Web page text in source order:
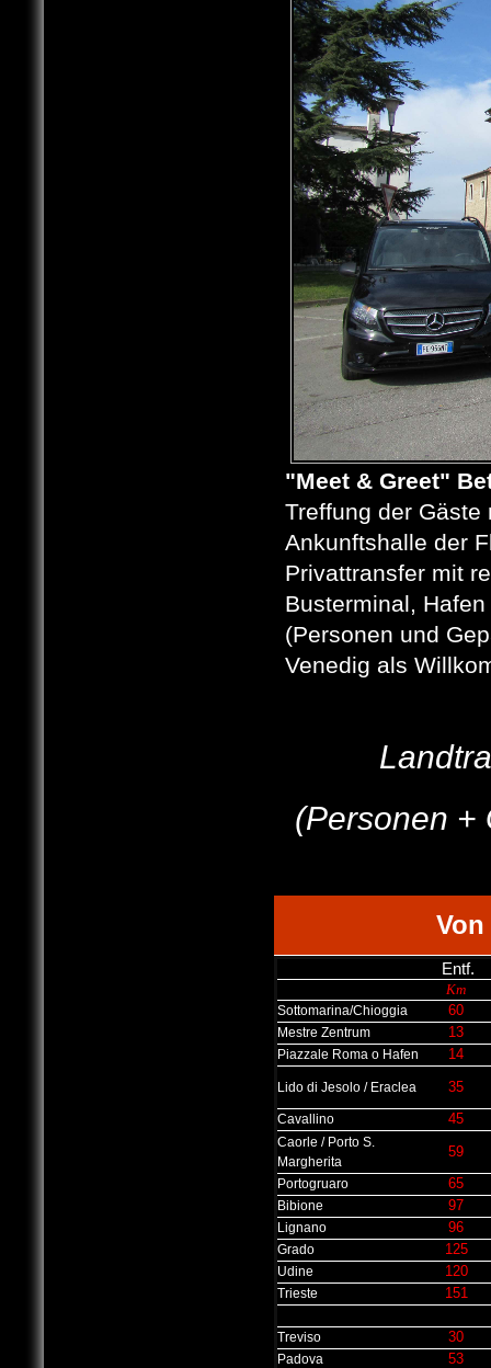
"Meet & Greet"
Treffung der
Ankunftshalle der
Privattransfer mit
Busterminal,
(Personen und
Venedig als
(Personen +
Entf.
Km
Sottomarina/Chioggia 60
Mestre Zentrum 13
Piazzale Roma o Hafen 14
Lido di Jesolo / Eraclea 35
Cavallino 45
Caorle / Porto S.
Margherita
59
Portogruaro 65
Bibione 97
Lignano 96
Grado 125
Udine 120
Trieste 151
Treviso 30
Padova 53